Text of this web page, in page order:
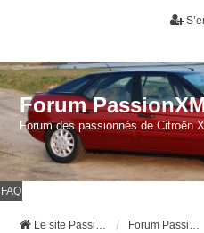
Forum
Forum des passionnés de Citroën
FAQ
Le site Passion XM Forum Passion XM